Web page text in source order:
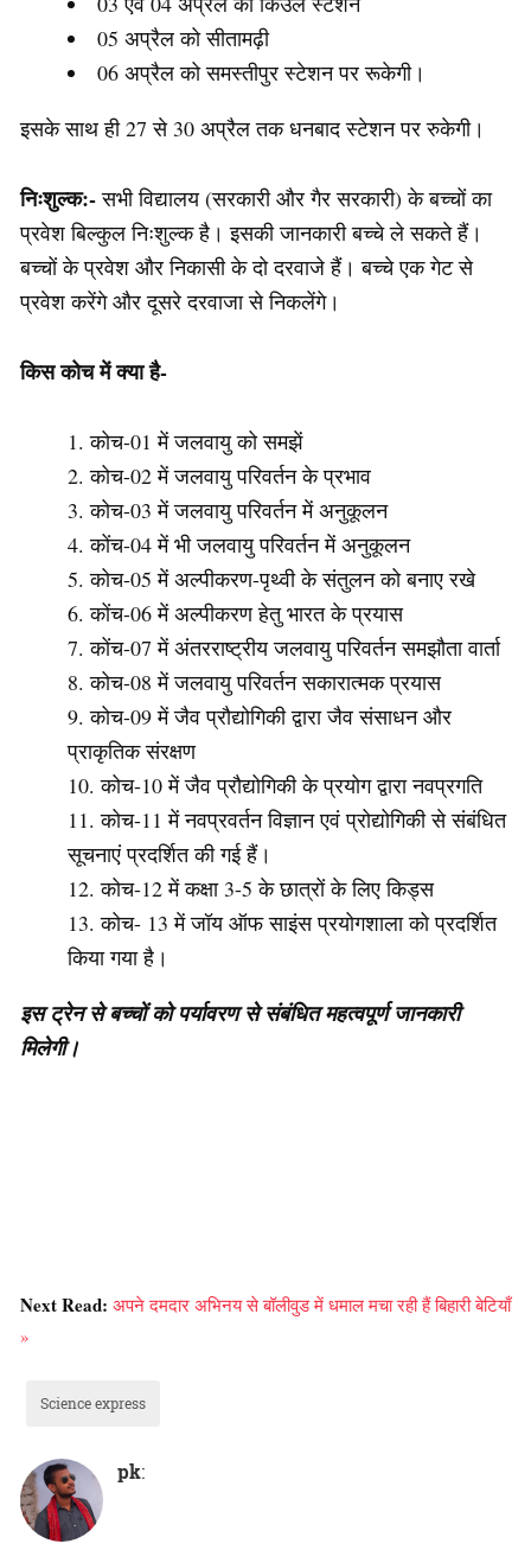
05 अप्रैल को सीतामढ़ी
06 अप्रैल को समस्तीपुर स्टेशन पर रूकेगी।
इसके साथ ही 27 से 30 अप्रैल तक धनबाद स्टेशन पर रुकेगी।
निःशुल्क:-सभी विद्यालय (सरकारी और गैर सरकारी) के बच्चों का
प्रवेश बिल्कुल निःशुल्क है। इसकी जानकारी बच्चे ले सकते हैं।
बच्चों के प्रवेश और निकासी के दो दरवाजे हैं। बच्चे एक गेट से
प्रवेश करेंगे और दूसरे दरवाजा से निकलेंगे।
किस कोच में क्या है-
कोच-01 में जलवायु को समझें
कोच-02 में जलवायु परिवर्तन के प्रभाव
कोच-03 में जलवायु परिवर्तन में अनुकूलन
कोंच-04 में भी जलवायु परिवर्तन में अनुकूलन
कोच-05 में अल्पीकरण-पृथ्वी के संतुलन को बनाए रखे
कोंच-06 में अल्पीकरण हेतु भारत के प्रयास
कोंच-07 में अंतरराष्ट्रीय जलवायु परिवर्तन समझौता वार्ता
कोच-08 में जलवायु परिवर्तन सकारात्मक प्रयास
कोच-09 में जैव प्रौद्योगिकी द्वारा जैव संसाधन और
प्राकृतिक संरक्षण
कोच-10 में जैव प्रौद्योगिकी के प्रयोग द्वारा नवप्रगति
कोच-11 में नवप्रवर्तन विज्ञान एवं प्रोद्योगिकी से संबंधित
सूचनाएं प्रदर्शित की गई हैं।
कोच-12 में कक्षा 3-5 के छात्रों के लिए किड्स
कोच- 13 में जॉय ऑफ साइंस प्रयोगशाला को प्रदर्शित
किया गया है।
इस ट्रेन से बच्चों को पर्यावरण से संबंधित महत्वपूर्ण जानकारी
मिलेगी।
Next Read: अपने दमदार अभिनय से बॉलीवुड में धमाल मचा रही हैं बिहारी बेटियाँ
»
Science express
pk: